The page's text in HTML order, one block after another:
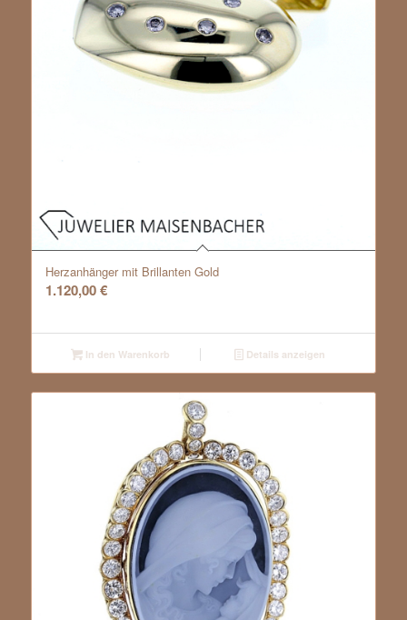
Herzanhänger mit Brillanten Gold
1.120,00€
In den Warenkorb Details anzeigen